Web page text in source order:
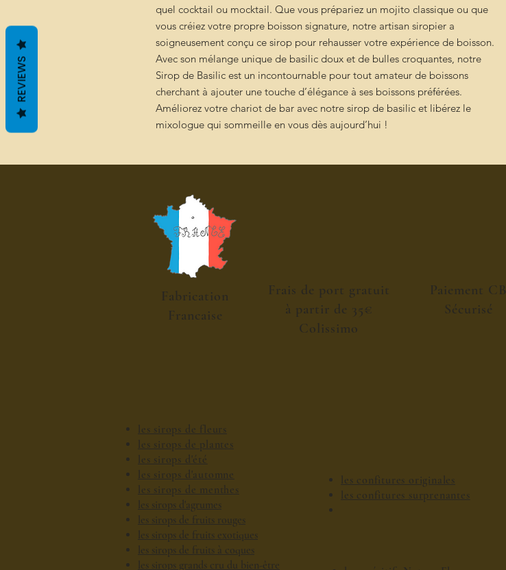
quel cocktail ou mocktail. Que vous prépariez un mojito classique ou que
vous créiez votre propre boisson signature, notre artisan siropier a
soigneusement conçu ce sirop pour rehausser votre expérience de boisson.
Avec son mélange unique de basilic doux et de bulles croquantes, notre
Sirop de Basilic est un incontournable pour tout amateur de boissons
cherchant à ajouter une touche d’élégance à ses boissons préférées.
Améliorez votre chariot de bar avec notre sirop de basilic et libérez le
mixologue qui sommeille en vous dès aujourd’hui !
Fabrication
Francaise
Frais de port gratuit
à partir de 35€
Colissimo
Paiement CB
Sécurisé
les sirops de fleurs
les sirops de plantes
les sirops d'été
les sirops d'automne
les sirops de menthes
les sirops d'agrumes
les sirops de fruits rouges
les sirops de fruits exotiques
les sirops de fruits à coques
les sirops grands cru du bien-être
les confitures originales
les confitures surprenantes
REVIEWS